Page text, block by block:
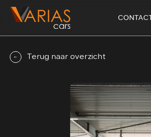
Terug naar overzicht